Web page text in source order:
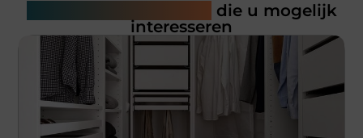
die u mogelijk
interesseren